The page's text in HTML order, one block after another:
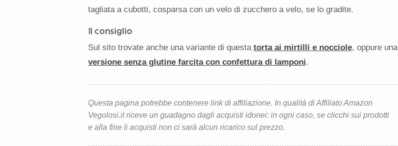
tagliata a cubotti, cosparsa con un velo di zucchero a velo, se lo gradite.
Il consiglio
Sul sito trovate anche una variante di questa torta ai mirtilli e nocciole, oppure una
versione senza glutine farcita con confettura di lamponi.
Questa pagina potrebbe contenere link di affiliazione. In qualità di Affiliato Amazon
Vegolosi.it riceve un guadagno dagli acquisti idonei: in ogni caso, se clicchi sui prodotti
e alla fine li acquisti non ci sarà alcun ricarico sul prezzo.